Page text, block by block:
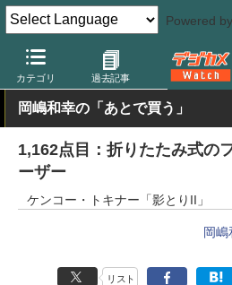
Powered by
カテゴリ 過去記事
デジカメ Watch 撮影用品
岡嶋和幸の「あとで買う」
1,162点目：折りたたみ式の
ーザー
ケンコー・トキナー「影とりII」
岡嶋
リスト